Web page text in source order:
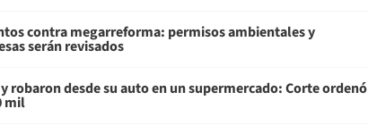
contra megarreforma: permisos ambientales y
serán revisados
robaron desde su auto en un supermercado: Corte ordenó
mil